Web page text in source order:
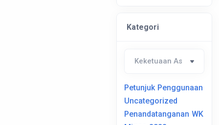
Kategori
Petunjuk Penggunaan
Uncategorized
Penandatanganan WK